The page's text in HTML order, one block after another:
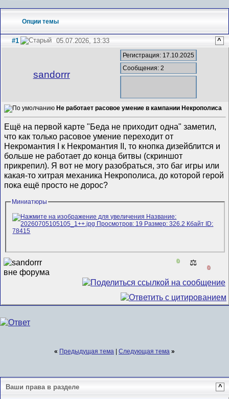
Опции темы
#1 05.07.2026, 13:33 ^
sandorrr
Регистрация: 17.10.2025
Сообщения: 2
Не работает расовое умение в кампании Некрополиса
Ещё на первой карте "Беда не приходит одна" заметил,
что как только расовое умение переходит от
Некромантия I к Некромантия II, то кнопка дизейблится и
больше не работает до конца битвы (скриншот
прикрепил). Я вот не могу разобраться, это баг игры или
какая-то хитрая механика Некрополиса, до которой герой
пока ещё просто не дорос?
Миниатюры
0 ⚖️
0
« Предыдущая тема Следующая тема »
Ваши права в разделе ^